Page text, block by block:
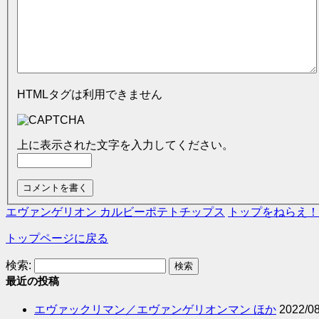
HTMLタグは利用できません
上に表示された文字を入力してください。
エヴァンゲリオン カルビーポテトチップス トップをねらえ
トップページに戻る
検索:
最近の投稿
エヴァックリマン／エヴァンゲリオンマン ほか 2022/